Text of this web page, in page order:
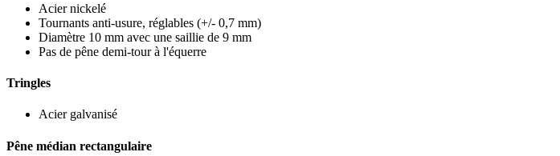
Acier nickelé
Tournants anti-usure, réglables (+/- 0,7 mm)
Diamètre 10 mm avec une saillie de 9 mm
Pas de pêne demi-tour à l'équerre
Tringles
Acier galvanisé
Pêne médian rectangulaire